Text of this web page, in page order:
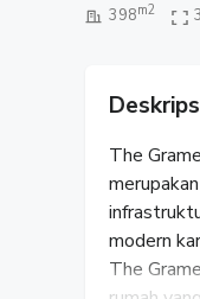
398m2
The
modern
The